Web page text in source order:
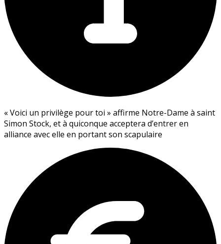
« Voici un privilège pour toi » affirme Notre-Dame à saint
Simon Stock, et à quiconque acceptera d’entrer en
alliance avec elle en portant son scapulaire